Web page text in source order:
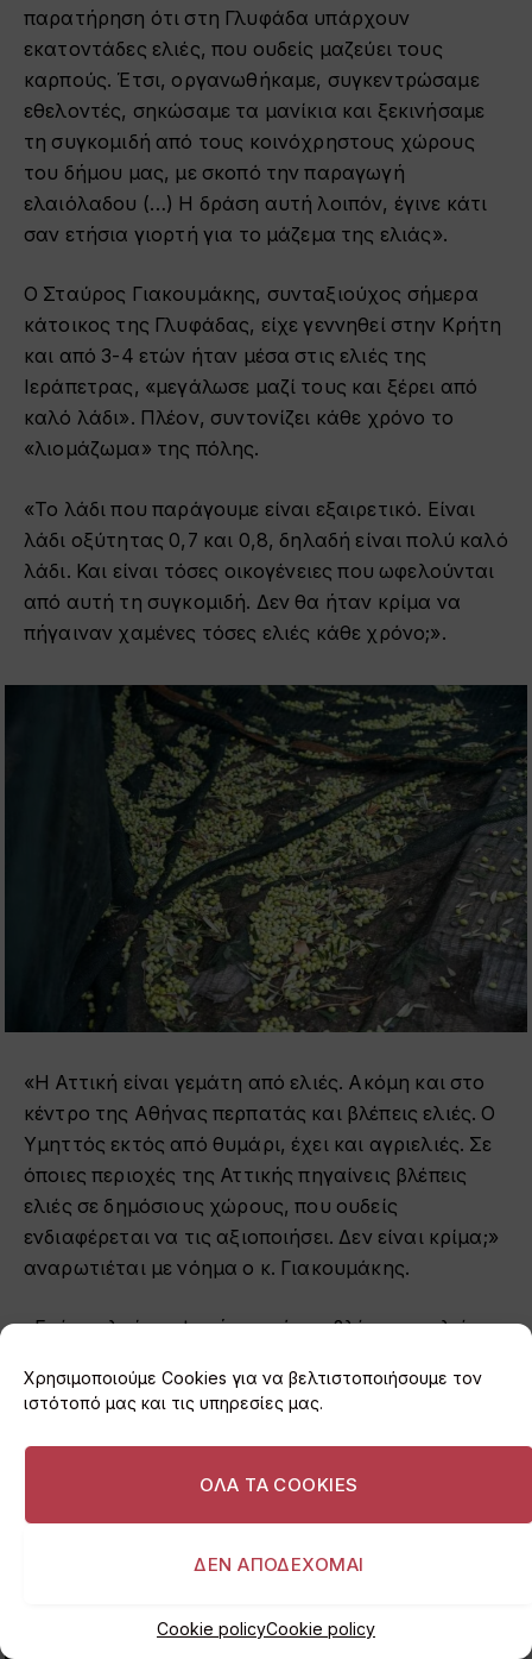
Χρησιμοποιούμε Cookies για να βελτιστοποιήσουμε τον
ιστότοπό μας και τις υπηρεσίες μας.
ΟΛΑ ΤΑ COOKIES
ΔΕΝ ΑΠΟΔΕΧΟΜΑΙ
Cookie policyCookie policy
παρατήρηση ότι στη Γλυφάδα υπάρχουν
εκατοντάδες ελιές, που ουδείς μαζεύει τους
καρπούς. Έτσι, οργανωθήκαμε, συγκεντρώσαμε
εθελοντές, σηκώσαμε τα μανίκια και ξεκινήσαμε
τη συγκομιδή από τους κοινόχρηστους χώρους
του δήμου μας, με σκοπό την παραγωγή
ελαιόλαδου (…) Η δράση αυτή λοιπόν, έγινε κάτι
σαν ετήσια γιορτή για το μάζεμα της ελιάς».
Ο Σταύρος Γιακουμάκης, συνταξιούχος σήμερα
κάτοικος της Γλυφάδας, είχε γεννηθεί στην Κρήτη
και από 3-4 ετών ήταν μέσα στις ελιές της
Ιεράπετρας, «μεγάλωσε μαζί τους και ξέρει από
καλό λάδι». Πλέον, συντονίζει κάθε χρόνο το
«λιομάζωμα» της πόλης.
«Το λάδι που παράγουμε είναι εξαιρετικό. Είναι
λάδι οξύτητας 0,7 και 0,8, δηλαδή είναι πολύ καλό
λάδι. Και είναι τόσες οικογένειες που ωφελούνται
από αυτή τη συγκομιδή. Δεν θα ήταν κρίμα να
πήγαιναν χαμένες τόσες ελιές κάθε χρόνο;».
«Η Αττική είναι γεμάτη από ελιές. Ακόμη και στο
κέντρο της Αθήνας περπατάς και βλέπεις ελιές. Ο
Υμηττός εκτός από θυμάρι, έχει και αγριελιές. Σε
όποιες περιοχές της Αττικής πηγαίνεις βλέπεις
ελιές σε δημόσιους χώρους, που ουδείς
ενδιαφέρεται να τις αξιοποιήσει. Δεν είναι κρίμα;»
αναρωτιέται με νόημα ο κ. Γιακουμάκης.
«Εμένα κλαίει η ψυχή μου, όταν βλέπω τις ελιές
βγάλουν τόσο λάδι, να το δώσουν σε τόσους
απευθύνθηκα και σε άλλους δήμους, αλλά δεν το